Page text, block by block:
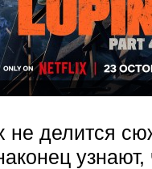
делится